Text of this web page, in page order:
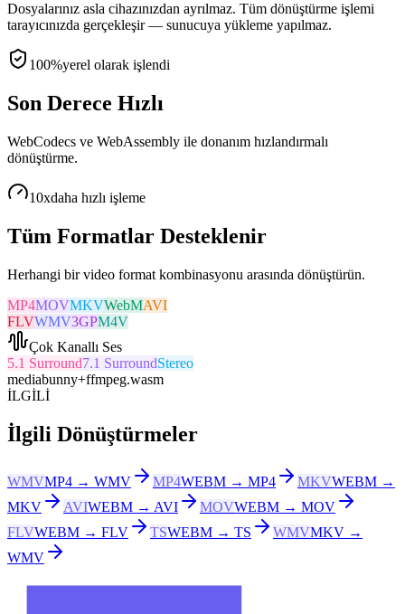
Dosyalarınız asla cihazınızdan ayrılmaz. Tüm dönüştürme işlemi
tarayıcınızda gerçekleşir — sunucuya yükleme yapılmaz.
100%yerel olarak işlendi
Son Derece Hızlı
WebCodecs ve WebAssembly ile donanım hızlandırmalı
dönüştürme.
10xdaha hızlı işleme
Tüm Formatlar Desteklenir
Herhangi bir video format kombinasyonu arasında dönüştürün.
MP4MOVMKVWebMAVI
FLVWMV3GPM4V
Çok Kanallı Ses
5.1 Surround7.1 SurroundStereo
mediabunny+ffmpeg.wasm
İLGİLİ
İlgili Dönüştürmeler
WMVMP4 → WMV MP4WEBM → MP4 MKVWEBM →
MKV
AVIWEBM → AVI MOVWEBM → MOV
FLVWEBM → FLV TSWEBM → TS WMVMKV →
WMV